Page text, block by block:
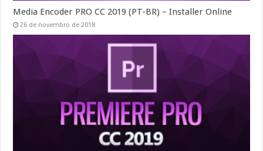
Media Encoder PRO CC 2019 (PT-BR) – Installer Online
26 de novembro de 2018